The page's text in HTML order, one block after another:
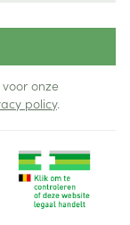
onze
policy.